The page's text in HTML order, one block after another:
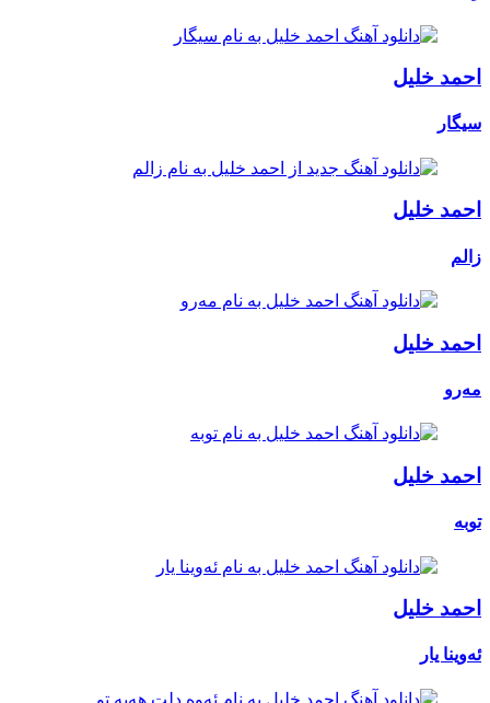
احمد خلیل
سیگار
احمد خلیل
زالم
احمد خلیل
مەرو
احمد خلیل
توبه
احمد خلیل
ئەوینا یار